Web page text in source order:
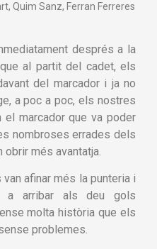
Quim Sanz, Ferran Ferreres
després a la
al partit del cadet, els
del marcador i ja no
a poc a poc, els nostres
el marcador que va poder
nombroses errades dels
més avantatja.
afinar més la punteria i
a arribar als deu gols
molta història que els
problemes.